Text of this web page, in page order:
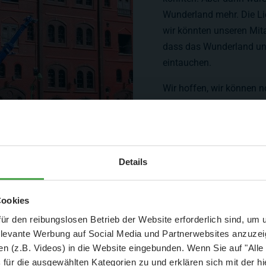
Details
den reibungslosen Betrieb der Website erforderlich sind, um
Werbung auf Social Media und Partnerwebsites
(z.B. Videos) in die Website eingebunden. Wenn Sie auf
die ausgewählten Kategorien zu und erklären sich mit der
das Wunderland nicht
Modelleisenbahn.
Wunderland mehr. Die
wir könnten unseren
dass das Wunderland
eintauchen.
Wir hoffen, wir können
dass man auch ohne
Gerrit und Frederik
in deren Biografie "Kleine Welt - großer Traum", welche
Aktuelle Mitteilung
25 % Ersparnis bei Große Pötte & kleine
und September - ohne Wartezeit
- Abendliche Hafenrundfahrt/Lichterfahrt 🛥️
- anschließender Wunderland-BesuchOHNEWartezeit 🚂